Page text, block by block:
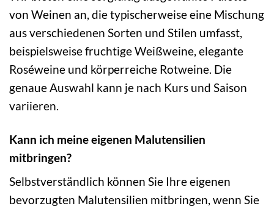
von Weinen an, die typischerweise eine Mischung
aus verschiedenen Sorten und Stilen umfasst,
beispielsweise fruchtige Weißweine, elegante
Roséweine und körperreiche Rotweine. Die
genaue Auswahl kann je nach Kurs und Saison
variieren.
Kann ich meine eigenen Malutensilien
mitbringen?
Selbstverständlich können Sie Ihre eigenen
bevorzugten Malutensilien mitbringen, wenn Sie